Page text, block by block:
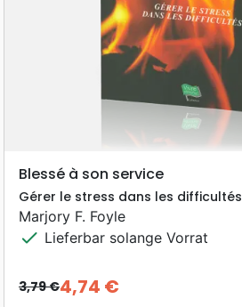
Blessé à son service
Gérer le stress dans les difficultés
Marjory F. Foyle
check Lieferbar solange Vorrat
Verkaufspreis
3,79 €
Preis 4,74 €